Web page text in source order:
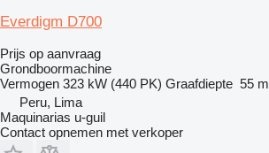
Everdigm D700
Prijs op aanvraag
Grondboormachine
Vermogen 323 kW (440 PK) Graafdiepte 55 m
Peru, Lima
Maquinarias u-guil
Contact opnemen met verkoper